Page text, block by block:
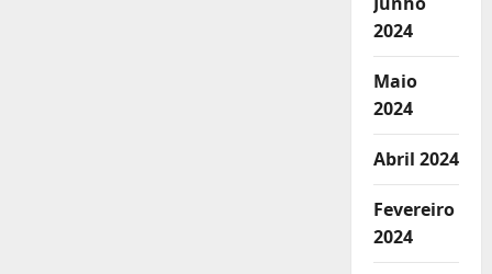
2024
Maio
2024
Abril 2024
Fevereiro
2024